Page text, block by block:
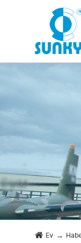
Ev